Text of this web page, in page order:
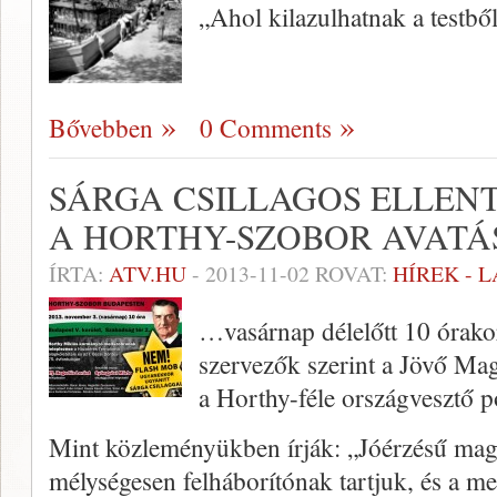
„Ahol kilazulhatnak a
Bővebben 0 Comments
SÁRGA CSILLAGOS
A HORTHY-SZOBOR
ÍRTA: ATV.HU- 2013-11-02 ROVAT: HÍREK -
…vasárnap délelőtt 10
szervezők szerint a Jövő
a Horthy-féle országvesztő
Mint közleményükben írják: „Jóérzésű
mélységesen felháborítónak tartjuk, és a